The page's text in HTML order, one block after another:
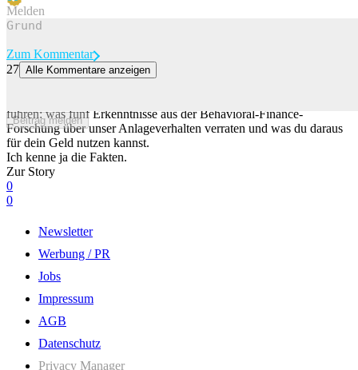
Melden
Beitrag melden
Zum Kommentar
27 Alle Kommentare anzeigen
führen: was fünf Erkenntnisse aus der Behavioral-Finance-
Forschung über unser Anlageverhalten verraten und was du daraus
für dein Geld nutzen kannst.
Ich kenne ja die Fakten.
Zur Story
0
0
Newsletter
Werbung / PR
Jobs
Impressum
AGB
Datenschutz
Privacy Manager